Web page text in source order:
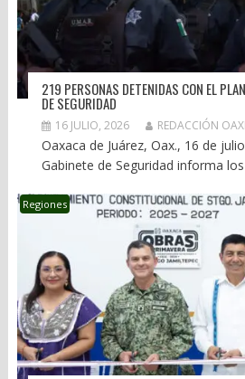
219 PERSONAS DETENIDAS CON EL
DE SEGURIDAD
16 JULIO, 2026 REDACCIÓN
Oaxaca de Juárez, Oax., 16 de
Gabinete de Seguridad informa
Regiones